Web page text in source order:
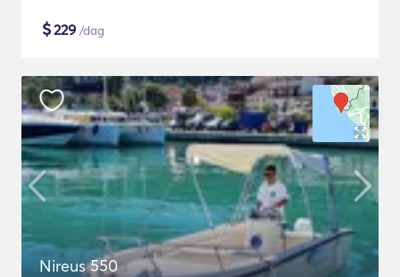
$229 /dag
Nireus 550